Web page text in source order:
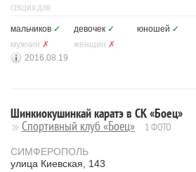
СЕКЦИЯ ДЛЯ
мальчиков ✓ девочек ✓ юношей ✓
мужчин ✗ женщин ✗
2016.08.19
Шинкиокушинкай каратэ в СК «Боец»
Спортивный клуб «Боец» 1 ФОТО
СИМФЕРОПОЛЬ
улица Киевская, 143